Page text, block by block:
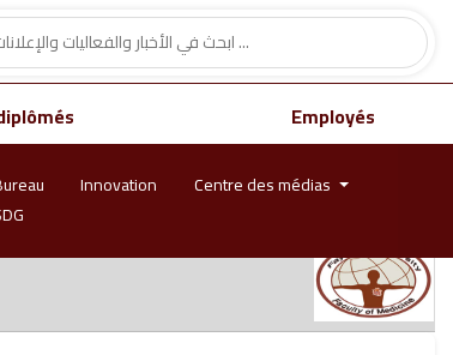
Employés
Innovation Centre des médias